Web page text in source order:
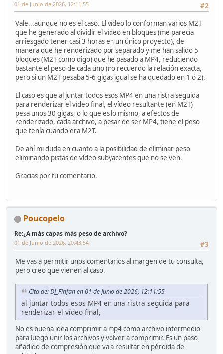
#2
01 de Junio de 2026, 12:11:55
Vale...aunque no es el caso. El vídeo lo conforman varios M2T
que he generado al dividir el vídeo en bloques (me parecía
arriesgado tener casi 3 horas en un único proyecto), de
manera que he renderizado por separado y me han salido 5
bloques (M2T como digo) que he pasado a MP4, reduciendo
bastante el peso de cada uno (no recuerdo la relación exacta,
pero si un M2T pesaba 5-6 gigas igual se ha quedado en 1 ó 2).
El caso es que al juntar todos esos MP4 en una ristra seguida
para renderizar el vídeo final, el vídeo resultante (en M2T)
pesa unos 30 gigas, o lo que es lo mismo, a efectos de
renderizado, cada archivo, a pesar de ser MP4, tiene el peso
que tenía cuando era M2T.
De ahí mi duda en cuanto a la posibilidad de eliminar peso
eliminando pistas de vídeo subyacentes que no se ven.
Gracias por tu comentario.
Poucopelo
Re:¿A más capas más peso de archivo?
#3
01 de Junio de 2026, 20:43:54
Me vas a permitir unos comentarios al margen de tu consulta,
pero creo que vienen al caso.
Cita de: DJ_Finfan en 01 de Junio de 2026, 12:11:55
al juntar todos esos MP4 en una ristra seguida para
renderizar el vídeo final,
No es buena idea comprimir a mp4 como archivo intermedio
para luego unir los archivos y volver a comprimir. Es un paso
añadido de compresión que va a resultar en pérdida de